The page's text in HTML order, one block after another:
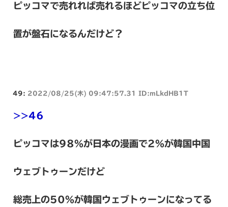
ピッコマで売れれば売れるほどピッコマの立ち位
置が盤石になるんだけど？
49: 2022/08/25(木) 09:47:57.31 ID:mLkdHB1T
>>46
ピッコマは98%が日本の漫画で2%が韓国中国
ウェブトゥーンだけど
総売上の50%が韓国ウェブトゥーンになってる